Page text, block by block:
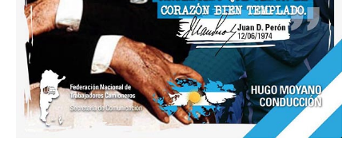
Noticias Fiscalización
Buscar
Secretarías
Secretaría general